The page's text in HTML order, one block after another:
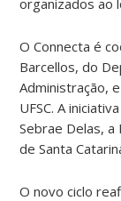
O Connecta é
Barcellos, do
Administração,
UFSC. A
Sebrae Delas, a
de Santa
O novo ciclo